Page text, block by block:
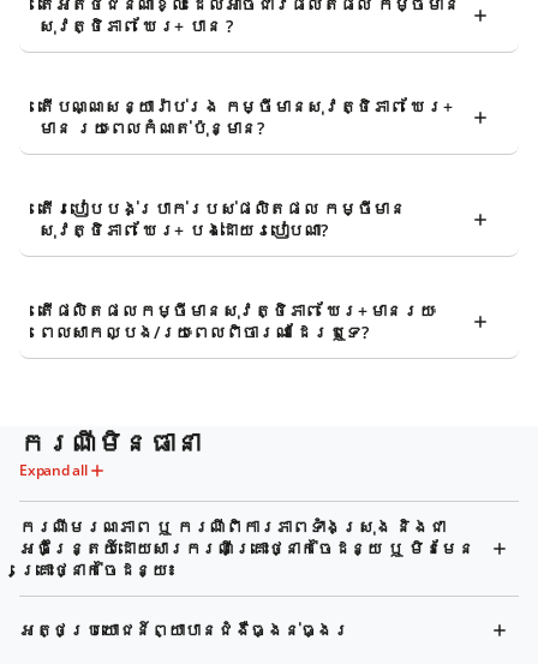
តើអតិថិជនណាខ្លះ ដែលអាចជាវផលិតផល កម្ចីមាន
សុវត្ថិភាព ឃែរ+ បាន ?
តើបណ្ណសន្យារ៉ាប់រង កម្ចីមានសុវត្ថិភាព ឃែរ+
មាន រយៈពេលកំណត់ប៉ុន្មាន?
តើរបៀបបង់ប្រាក់របស់ផលិតផល កម្ចីមាន
សុវត្ថិភាព ឃែរ+ បង់ដោយរបៀបណា?
តើផលិតផល កម្ចីមានសុវត្ថិភាព ឃែរ+ មានរយៈ
ពេលសាកល្បង/រយៈពេលពិចារណា ដែរឬទេ?
ករណីមិនធានា
Expand all
ករណីមរណភាព ឬ ករណីពិការភាពទាំងស្រុង និងជា
អចិន្រ្តៃយ៍ដោយសារករណីគ្រោះថ្នាក់ចៃដន្យ ឬ មិនមែន
គ្រោះថ្នាក់ចៃដន្យ៖
អត្ថប្រយោជន៍​ព្យាបានជំងឺធ្ងន់ធ្ងរ